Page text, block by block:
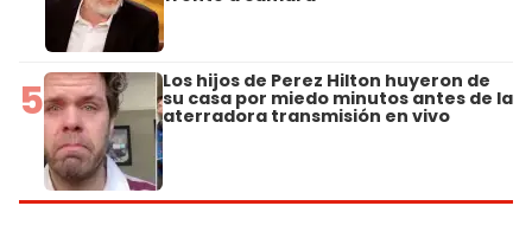
5 Los hijos de Perez Hilton huyeron de
su casa por miedo minutos antes de la
aterradora transmisión en vivo